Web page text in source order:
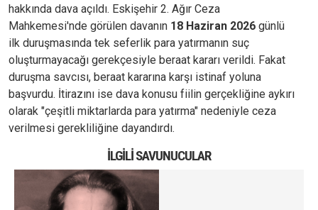
hakkında dava açıldı. Eskişehir 2. Ağır Ceza
Mahkemesi'nde görülen davanın 18 Haziran 2026 günlü
ilk duruşmasında tek seferlik para yatırmanın suç
oluşturmayacağı gerekçesiyle beraat kararı verildi. Fakat
duruşma savcısı, beraat kararına karşı istinaf yoluna
başvurdu. İtirazını ise dava konusu fiilin gerçekliğine aykırı
olarak "çeşitli miktarlarda para yatırma" nedeniyle ceza
verilmesi gerekliliğine dayandırdı.
İLGILI SAVUNUCULAR